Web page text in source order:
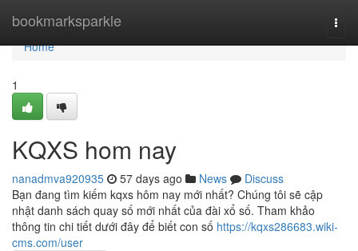
bookmarksparkle
Home
Home
1
KQXS hom nay
nanadmva920935 57 days ago News
Discuss
Bạn đang tìm kiếm kqxs hôm nay mới nhất? Chúng tôi sẽ cập
nhật danh sách quay số mới nhất của đài xổ số. Tham khảo
thông tin chi tiết dưới đây để biết con số https://kqxs286683.wiki-
cms.com/user